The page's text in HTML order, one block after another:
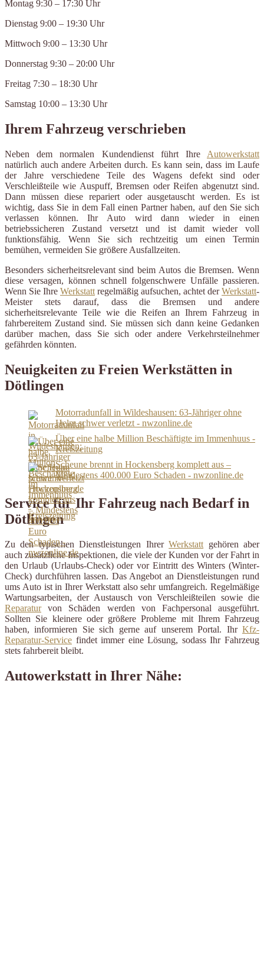
Montag 9:30 – 17:30 Uhr
Dienstag 9:00 – 19:30 Uhr
Mittwoch 9:00 – 13:30 Uhr
Donnerstag 9:30 – 20:00 Uhr
Freitag 7:30 – 18:30 Uhr
Samstag 10:00 – 13:30 Uhr
Ihrem Fahrzeug verschrieben
Neben dem normalen Kundendienst führt Ihre Autowerkstatt
natürlich auch andere Arbeiten durch. Es kann sein, dass im Laufe
der Jahre verschiedene Teile des Wagens defekt sind oder
Verschleißteile wie Auspuff, Bremsen oder Reifen abgenutzt sind.
Dann müssen diese repariert oder ausgetauscht werden. Es ist
wichtig, dass Sie in dem Fall einen Partner haben, auf den Sie sich
verlassen können. Ihr Auto wird dann wieder in einen
betriebssicheren Zustand versetzt und ist damit wieder voll
funktionsfähig. Wenn Sie sich rechtzeitig um einen Termin
bemühen, vermeiden Sie größere Ausfallzeiten.
Besonders sicherheitsrelevant sind beim Autos die Bremsen. Wenn
diese versagen, können schnell folgenschwere Unfälle passieren.
Wenn Sie Ihre Werkstatt regelmäßig aufsuchen, achtet derWerkstatt-
Meister stets darauf, dass die Bremsen und andere
sicherheitsrelevante Teile wie die Reifen an Ihrem Fahrzeug in
fahrbereitem Zustand sind. Sie müssen sich dann keine Gedanken
darüber machen, dass Sie sich oder andere Verkehrsteilnehmer
gefährden könnten.
Neuigkeiten zu Freien Werkstätten in
Dötlingen
Motorradunfall in Wildeshausen: 63-Jähriger ohne
Helm schwer verletzt - nwzonline.de
Über eine halbe Million Beschäftigte im Immenhuus -
Kreiszeitung
Scheune brennt in Hockensberg komplett aus –
Mindestens 400.000 Euro Schaden - nwzonline.de
Service für Ihr Fahrzeug nach Bedarf in
Dötlingen
Zu den typischen Dienstleistungen IhrerWerkstatt gehören aber
auch zusätzliche Inspektionen, die viele der Kunden vor der Fahrt in
den Urlaub (Urlaubs-Check) oder vor Eintritt des Winters (Winter-
Check) durchführen lassen. Das Angebot an Dienstleistungen rund
ums Auto ist in Ihrer Werkstatt also sehr umfangreich. Regelmäßige
Wartungsarbeiten, der Austausch von Verschleißteilen sowie die
Reparaturvon Schäden werden von Fachpersonal ausgeführt.
Sollten Sie kleinere oder größere Probleme mit Ihrem Fahrzeug
haben, informieren Sie sich gerne auf unserem Portal. Ihr Kfz-
Reparatur-Service findet immer eine Lösung, sodass Ihr Fahrzeug
stets fahrbereit bleibt.
Autowerkstatt in Ihrer Nähe: